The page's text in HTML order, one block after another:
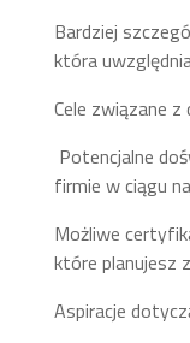
Bardziej
która
Cele związane
Potencjalne
firmie w ciągu
Możliwe
które planujesz
Aspiracje